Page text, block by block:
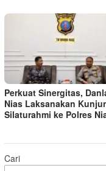
Perkuat Sinergitas,
Nias Laksanakan
Silaturahmi ke Polres
Cari